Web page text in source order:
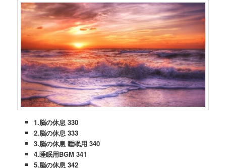
1.脳の休息 330
2.脳の休息 333
3.脳の休息 睡眠用 340
4.睡眠用BGM 341
5.脳の休息 342